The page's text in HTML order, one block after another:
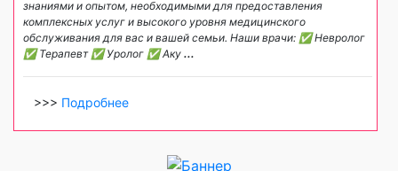
знаниями и опытом, необходимыми для предоставления
комплексных услуг и высокого уровня медицинского
обслуживания для вас и вашей семьи. Наши врачи: ✅ Невролог
✅ Терапевт ✅ Уролог ✅ Аку ...
>>> Подробнее